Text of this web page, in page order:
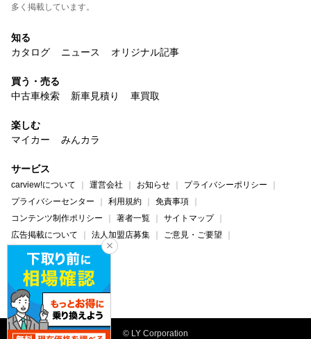
多く掲載しています。
知る
カタログ
ニュース オリジナル記事
買う・売る
中古車検索
新車見積り 車買取
楽しむ
マイカー
みんカラ
サービス
carview!について 運営会社 お知らせ
プライバシーポリシー
プライバシーセンター
利用規約
免責事項
コンテンツ制作ポリシー
著者一覧
サイトマップ
広告掲載について
法人加盟店募集
ご意見・ご要望
ヘルプ・お問い合わせ
carview! Yahoo! JAPAN
© LY Corporation